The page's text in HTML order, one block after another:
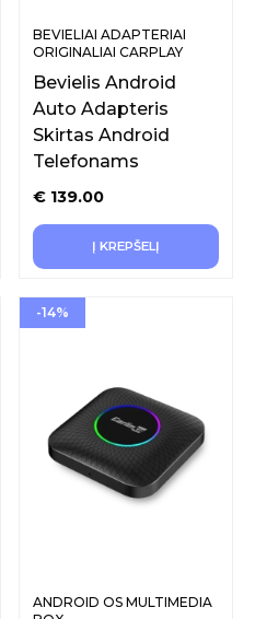
BEVIELIAI ADAPTERIAI
ORIGINALIAI CARPLAY
Bevielis Android
Auto Adapteris
Skirtas Android
Telefonams
€ 139.00
Į KREPŠELĮ
-14%
ANDROID OS MULTIMEDIA